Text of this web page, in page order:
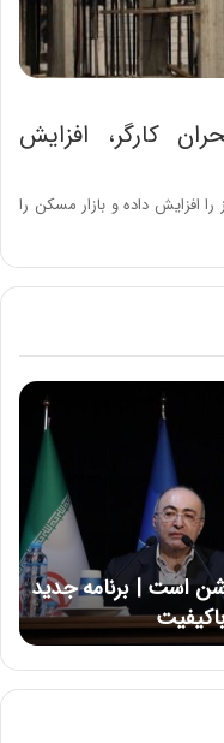
کارگر، افزایش
افزایش داده و بازار مسکن را
است | برنامه جدید